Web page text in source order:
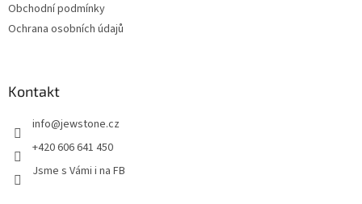
Obchodní podmínky
Ochrana osobních údajů
Kontakt
info@jewstone.cz
+420 606 641 450
Jsme s Vámi i na FB